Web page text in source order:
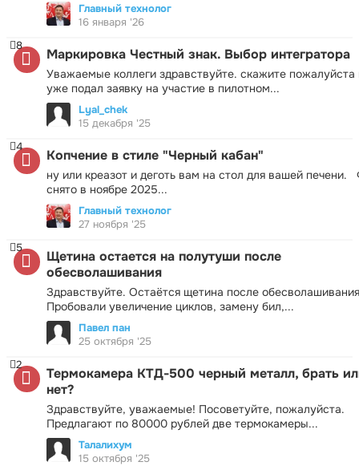
Главный технолог
16 января '26
Маркировка Честный знак. Выбор интегратора
Уважаемые коллеги здравствуйте. скажите пожалуйста
уже подал заявку на участие в пилотном...
8
Lyal_chek
15 декабря '25
Копчение в стиле "Черный кабан"
ну или креазот и деготь вам на стол для вашей печени.
снято в ноябре 2025...
4
Главный технолог
27 ноября '25
Щетина остается на полутуши после
обесволашивания
Здравствуйте. Остаётся щетина после
Пробовали увеличение циклов, замену бил,...
5
Павел пан
25 октября '25
Термокамера КТД-500 черный металл, брать
нет?
Здравствуйте, уважаемые! Посоветуйте, пожалуйста.
Предлагают по 80000 рублей две термокамеры...
2
Талалихум
15 октября '25